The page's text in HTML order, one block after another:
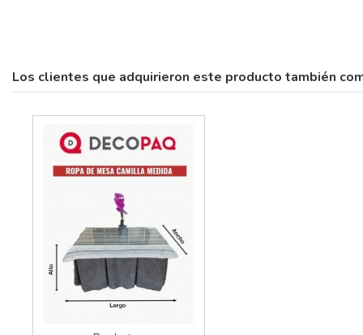
Los clientes que adquirieron este producto también